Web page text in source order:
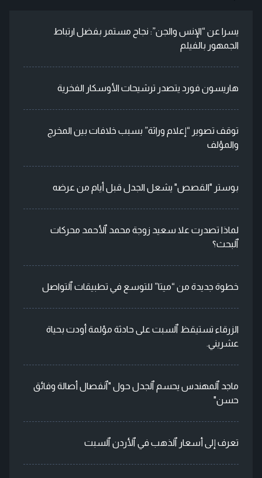
يسرا عن “الإنس والجن”: نجاح مستمر بفضل ارتباط
الجمهور بالفيلم
هاريسون فورد يتصدر ترشيحات الأوسكار الفخرية
توقف تصوير “إعلام وراثة” بسبب خلافات بين المخرج
والمؤلف
بوستر "القصص" يشعل الجدل قبل أيام من عرضه
لماذا تصدرت علا سعيد زوجة محمد ٱلأحمد محركات
ٱلبحث؟
خطوة جديدة من “ميتا” للتوسع في تطبيقات ٱلتواصل
الزرقاء تستيقظ ٱلسبت على حادثة مؤلمة أودت بحياة
عشريني.
ماجد ٱلمهندس يحسم ٱلجدل حول "ٱنفصال أصالة وفائق
حسن"
تعرف إلى أسعار ٱلذهب في ٱلأردن ٱلسبت